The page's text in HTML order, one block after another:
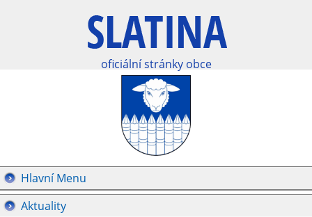
oficiální stránky obce
Hlavní Menu
Aktuality